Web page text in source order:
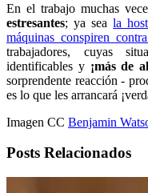
En el trabajo muchas
estresantes; ya seala
máquinas conspiren
trabajadores, cuyas
identificables y ¡más de
sorprendente reacción -
es lo que les arrancará
Imagen CC Benjamin
Posts Relacionados